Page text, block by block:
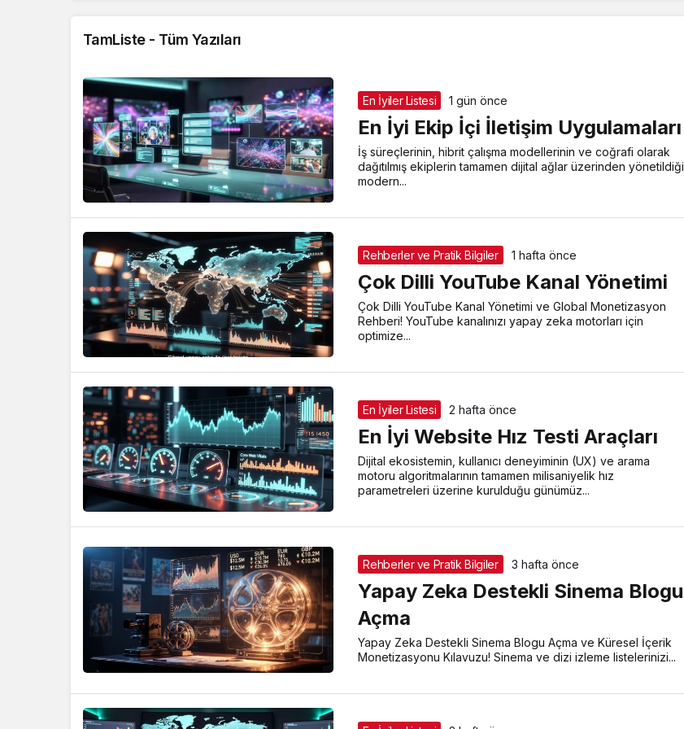
TamListe - Tüm Yazıları
En İyiler Listesi 1 gün önce
En İyi Ekip İçi İletişim Uygulamaları
İş süreçlerinin, hibrit çalışma modellerinin ve coğrafi olarak
dağıtılmış ekiplerin tamamen dijital ağlar üzerinden yönetildiği
modern...
Rehberler ve Pratik Bilgiler 1 hafta önce
Çok Dilli YouTube Kanal Yönetimi
Çok Dilli YouTube Kanal Yönetimi ve Global Monetizasyon
Rehberi! YouTube kanalınızı yapay zeka motorları için
optimize...
En İyiler Listesi 2 hafta önce
En İyi Website Hız Testi Araçları
Dijital ekosistemin, kullanıcı deneyiminin (UX) ve arama
motoru algoritmalarının tamamen milisaniyelik hız
parametreleri üzerine kurulduğu günümüz...
Rehberler ve Pratik Bilgiler 3 hafta önce
Yapay Zeka Destekli Sinema Blogu
Açma
Yapay Zeka Destekli Sinema Blogu Açma ve Küresel İçerik
Monetizasyonu Kılavuzu! Sinema ve dizi izleme listelerinizi...